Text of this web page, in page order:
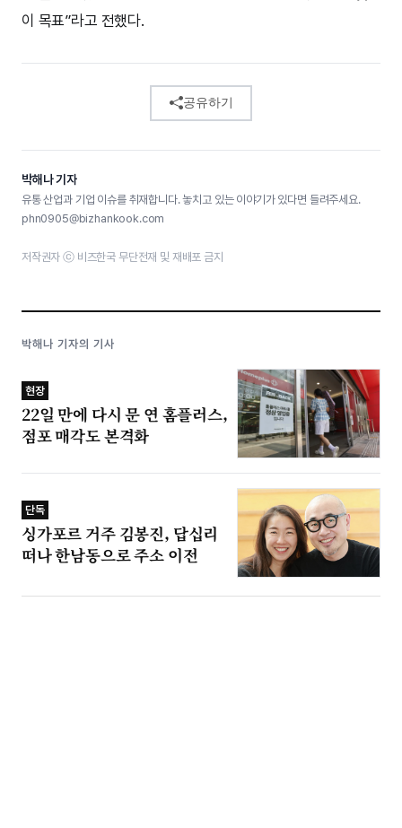
이 목표”라고 전했다.
공유하기
박해나 기자
유통 산업과 기업 이슈를 취재합니다. 놓치고 있는 이야기가 있다면 들려주세요.
phn0905@bizhankook.com
저작권자 ⓒ 비즈한국 무단전재 및 재배포 금지
박해나 기자의 기사
현장
22일 만에 다시 문 연 홈플러스,
점포 매각도 본격화
단독
싱가포르 거주 김봉진, 답십리
떠나 한남동으로 주소 이전